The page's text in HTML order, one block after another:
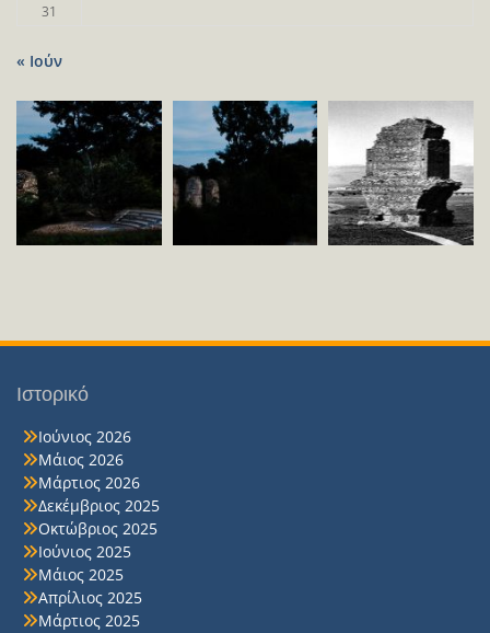
31
« Ιούν
Ιστορικό
Ιούνιος 2026
Μάιος 2026
Μάρτιος 2026
Δεκέμβριος 2025
Οκτώβριος 2025
Ιούνιος 2025
Μάιος 2025
Απρίλιος 2025
Μάρτιος 2025